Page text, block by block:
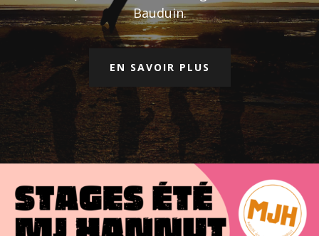
Bauduin.
EN SAVOIR PLUS